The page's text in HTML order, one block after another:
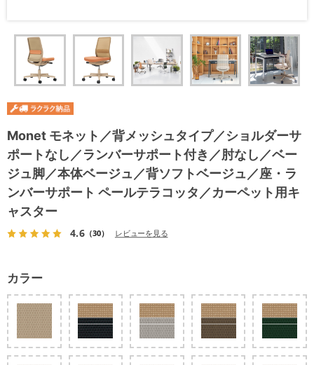
Monet モネット／背メッシュタイプ／ショルダーサ
ポートなし／ランバーサポート付き／肘なし／ベー
ジュ脚／本体ベージュ／背ソフトベージュ／座・ラ
ンバーサポート ペールテラコッタ／カーペット用キ
ャスター
4.6（30） レビューを見る
カラー